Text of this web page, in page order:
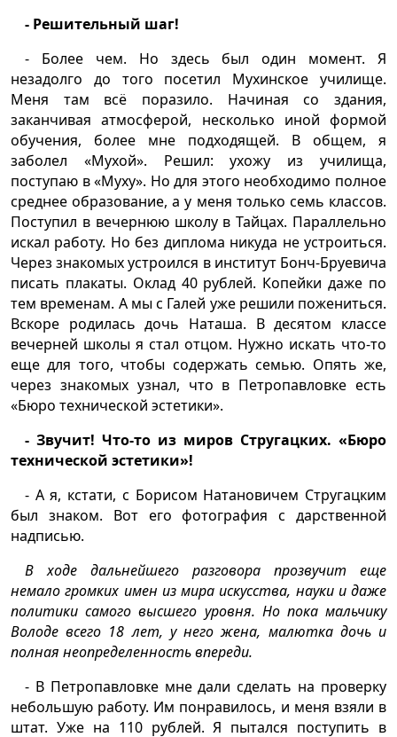
- Решительный шаг!
- Более чем. Но здесь был один момент. Я
незадолго до того посетил Мухинское училище.
Меня там всё поразило. Начиная со здания,
заканчивая атмосферой, несколько иной формой
обучения, более мне подходящей. В общем, я
заболел «Мухой». Решил: ухожу из училища,
поступаю в «Муху». Но для этого необходимо полное
среднее образование, а у меня только семь классов.
Поступил в вечернюю школу в Тайцах. Параллельно
искал работу. Но без диплома никуда не устроиться.
Через знакомых устроился в институт Бонч-Бруевича
писать плакаты. Оклад 40 рублей. Копейки даже по
тем временам. А мы с Галей уже решили пожениться.
Вскоре родилась дочь Наташа. В десятом классе
вечерней школы я стал отцом. Нужно искать что-то
еще для того, чтобы содержать семью. Опять же,
через знакомых узнал, что в Петропавловке есть
«Бюро технической эстетики».
- Звучит! Что-то из миров Стругацких. «Бюро
технической эстетики»!
- А я, кстати, с Борисом Натановичем Стругацким
был знаком. Вот его фотография с дарственной
надписью.
В ходе дальнейшего разговора прозвучит еще
немало громких имен из мира искусства, науки и даже
политики самого высшего уровня. Но пока мальчику
Володе всего 18 лет, у него жена, малютка дочь и
полная неопределенность впереди.
- В Петропавловке мне дали сделать на проверку
небольшую работу. Им понравилось, и меня взяли в
штат. Уже на 110 рублей. Я пытался поступить в